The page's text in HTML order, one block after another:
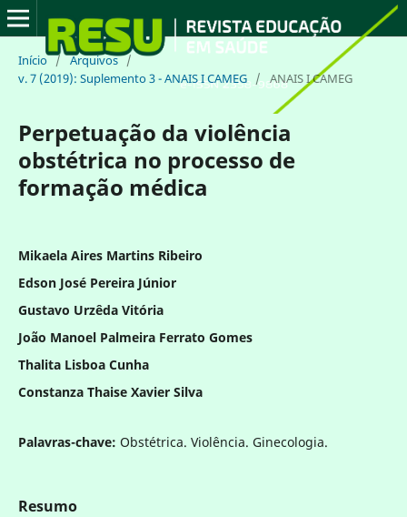
Início / Arquivos /
v. 7 (2019): Suplemento 3 - ANAIS I CAMEG / ANAIS I CAMEG
Perpetuação da violência
obstétrica no processo de
formação médica
Mikaela Aires Martins Ribeiro
Edson José Pereira Júnior
Gustavo Urzêda Vitória
João Manoel Palmeira Ferrato Gomes
Thalita Lisboa Cunha
Constanza Thaise Xavier Silva
Palavras-chave: Obstétrica. Violência. Ginecologia.
Resumo